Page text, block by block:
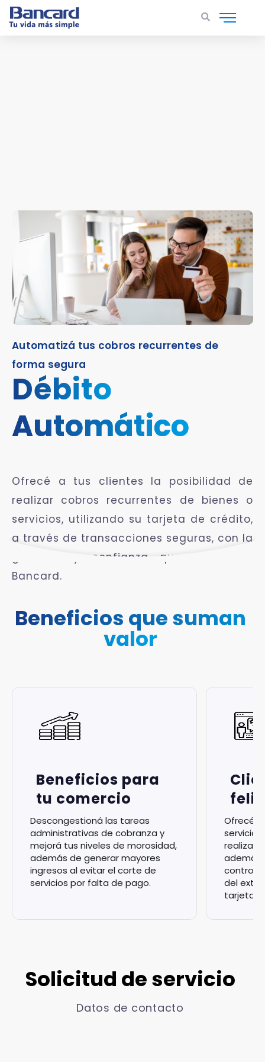
Automatizá tus cobros recurrentes de
forma segura
Débito
Automático
Ofrecé a tus clientes la posibilidad de
realizar cobros recurrentes de bienes o
servicios, utilizando su tarjeta de crédito,
a través de transacciones seguras, con la
garantía y confianza que te brinda
Bancard.
Beneficios que suman
valor
Beneficios para
tu comercio
Descongestioná las tareas
administrativas de cobranza y
mejorá tus niveles de morosidad,
además de generar mayores
ingresos al evitar el corte de
servicios por falta de pago.
Ofrecé
servicio,
realizar
además
control
del
tarjeta.
Solicitud de servicio
Datos de contacto